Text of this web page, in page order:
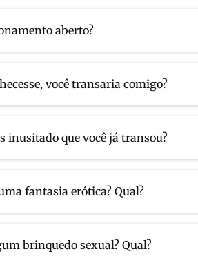
aberto?
você transaria comigo?
inusitado que você já transou?
fantasia erótica? Qual?
brinquedo sexual? Qual?